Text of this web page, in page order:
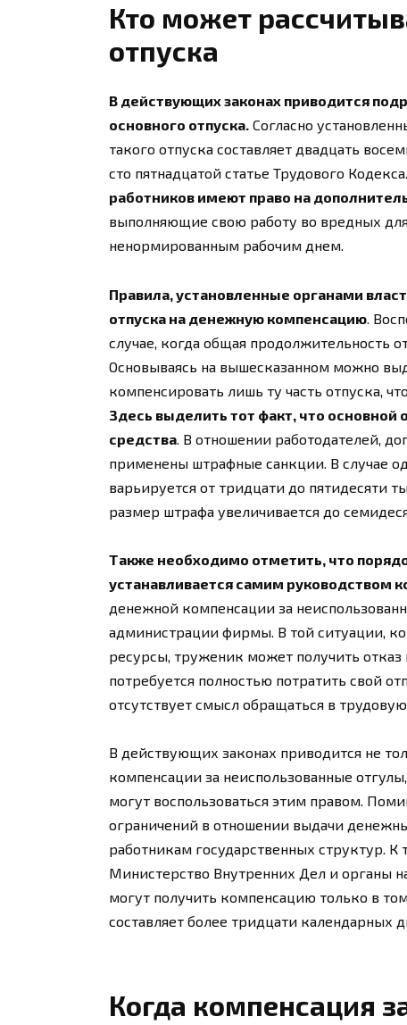
Кто может
отпуска
В действующих законах приводится
основного отпуска. Согласно
такого отпуска составляет двадцать
сто пятнадцатой статье Трудового Кодекса.
работников имеют право на
выполняющие свою работу во вредных
ненормированным рабочим днем.
Правила, установленные органами
отпуска на денежную компенсацию .
случае, когда общая продолжительность
Основываясь на вышесказанном можно
компенсировать лишь ту часть отпуска,
Здесь выделить тот факт, что
средства . В отношении работодателей,
применены штрафные санкции. В случае
варьируется от тридцати до пятидесяти
размер штрафа увеличивается до
Также необходимо отметить, что
устанавливается самим руководством
денежной компенсации за
администрации фирмы. В той ситуации,
ресурсы, труженик может получить
потребуется полностью потратить свой
отсутствует смысл обращаться в
В действующих законах приводится не
компенсации за неиспользованные
могут воспользоваться этим правом.
ограничений в отношении выдачи
работникам государственных структур.
Министерство Внутренних Дел и органы
могут получить компенсацию только в
составляет более тридцати календарных
Когда компенсация